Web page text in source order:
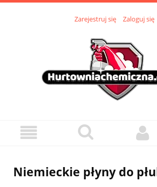
Zarejestruj się Zaloguj się
Niemieckie płyny do